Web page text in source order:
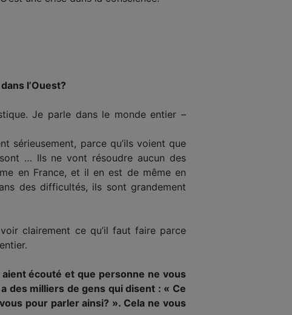
l’Ouest?
Je parle dans le monde entier –
sérieusement, parce qu’ils voient que
… Ils ne vont résoudre aucun des
en France, et il en est de même en
des difficultés, ils sont grandement
clairement ce qu’il faut faire parce
écouté et que personne ne vous
des milliers de gens qui disent : « Ce
pour parler ainsi? ». Cela ne vous